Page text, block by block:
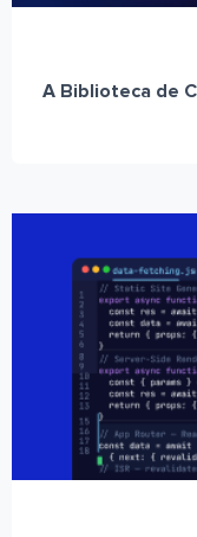
A Biblioteca de